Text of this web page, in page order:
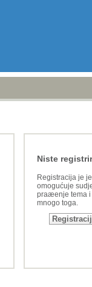
Niste
Registracija je
omogućuje
praæenje tema i
mnogo toga.